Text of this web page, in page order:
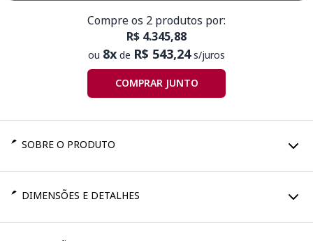
Compre os 2 produtos por:
R$ 4.345,88
ou 8x de R$ 543,24s/juros
COMPRAR JUNTO
SOBRE O PRODUTO
DIMENSÕES E DETALHES